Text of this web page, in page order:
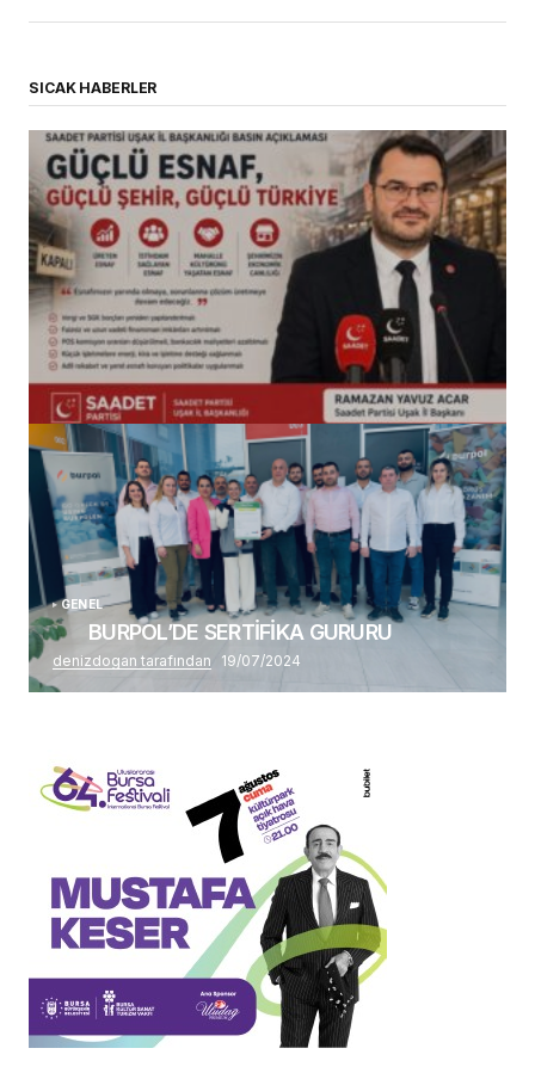
SICAK HABERLER
(başlıksız)
Alaattin Karahan tarafından 14/07/2026
GENEL
BURPOL’DE SERTİFİKA GURURU
denizdogan tarafından 19/07/2024